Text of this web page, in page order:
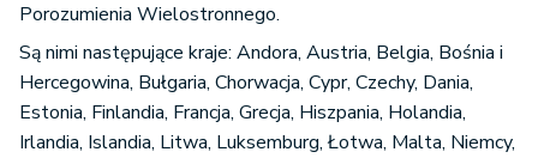
Porozumienia Wielostronnego.
Są nimi następujące kraje: Andora, Austria, Belgia, Bośnia i
Hercegowina, Bułgaria, Chorwacja, Cypr, Czechy, Dania,
Estonia, Finlandia, Francja, Grecja, Hiszpania, Holandia,
Irlandia, Islandia, Litwa, Luksemburg, Łotwa, Malta, Niemcy,